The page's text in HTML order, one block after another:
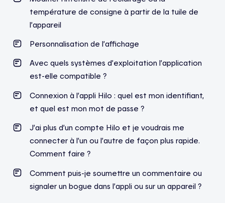
température de consigne à partir de la tuile de
l’appareil
Personnalisation de l’affichage
Avec quels systèmes d’exploitation l’application
est-elle compatible ?
Connexion à l’appli Hilo : quel est mon identifiant,
et quel est mon mot de passe ?
J’ai plus d’un compte Hilo et je voudrais me
connecter à l’un ou l’autre de façon plus rapide.
Comment faire ?
Comment puis-je soumettre un commentaire ou
signaler un bogue dans l’appli ou sur un appareil ?